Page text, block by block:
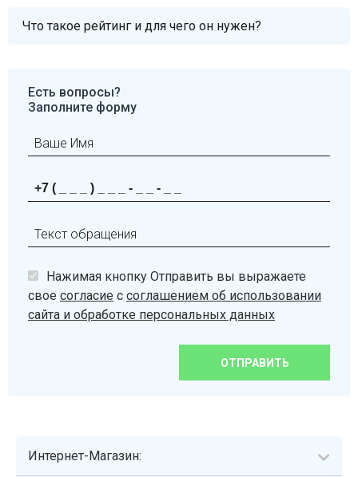
Что такое рейтинг и для чего он нужен?
Есть вопросы?
Заполните форму
Нажимая кнопку Отправить вы выражаете
свое согласие с соглашением об использовании
сайта и обработке персональных данных
ОТПРАВИТЬ
Интернет-Магазин: